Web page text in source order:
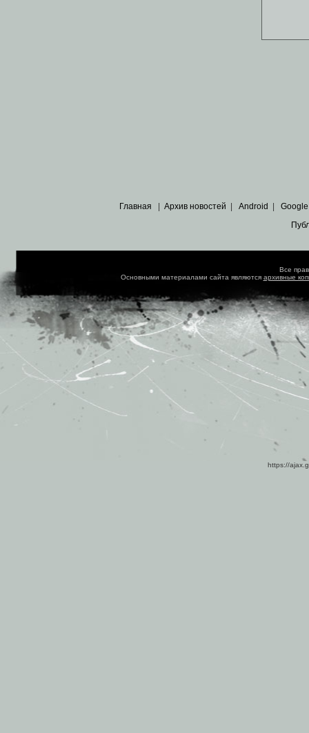
Главная Архив новостей Android Google
Все
Основными материалами сайта являются архивные
https://